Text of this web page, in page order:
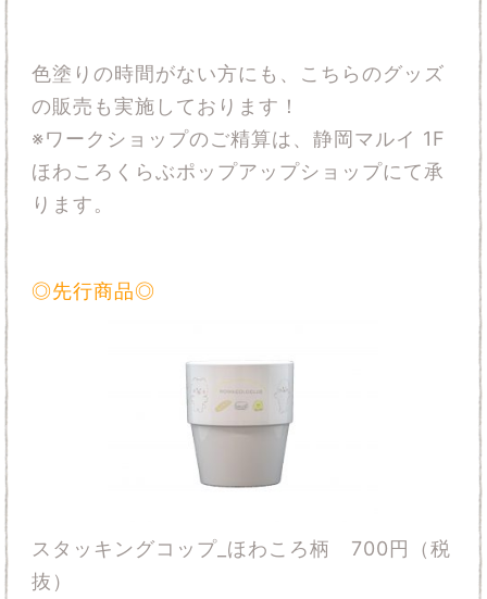
色塗りの時間がない方にも、こちらのグッズ
の販売も実施しております！
※ワークショップのご精算は、静岡マルイ 1F
ほわころくらぶポップアップショップにて承
ります。
◎先行商品◎
スタッキングコップ_ほわころ柄 700円（税
抜）